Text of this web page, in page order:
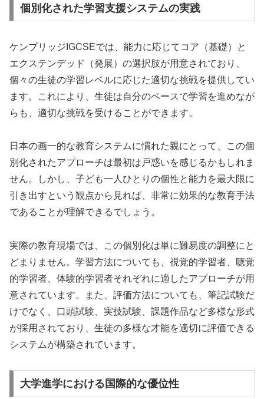
個別化された学習支援システムの実践
ケンブリッジIGCSEでは、能力に応じてコア（基礎）と
エクステンデッド（発展）の選択肢が用意されており、
個々の生徒の学習レベルに応じた適切な挑戦を提供してい
ます。これにより、生徒は自分のペースで学習を進めなが
らも、適切な挑戦を受けることができます。
日本の画一的な教育システムに慣れた親にとって、この個
別化されたアプローチは最初は戸惑いを感じるかもしれま
せん。しかし、子ども一人ひとりの個性と能力を最大限に
引き出すという観点から見れば、非常に効果的な教育手法
であることが理解できるでしょう。
実際の教育現場では、この個別化は単に難易度の調整にと
どまりません。学習方法についても、視覚的学習者、聴覚
的学習者、体験的学習者それぞれに適したアプローチが用
意されています。また、評価方法についても、筆記試験だ
けでなく、口頭試験、実技試験、課題作品など多様な形式
が採用されており、生徒の多様な才能を適切に評価できる
システムが構築されています。
大学進学における国際的な優位性